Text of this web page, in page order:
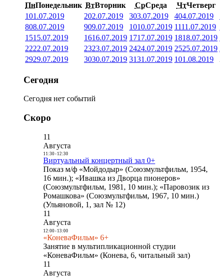
ПнПонедельник ВтВторник СрСреда ЧтЧетверг
101.07.2019 202.07.2019 303.07.2019 404.07.2019
808.07.2019 909.07.2019 1010.07.2019 1111.07.2019
1515.07.2019 1616.07.2019 1717.07.2019 1818.07.2019
2222.07.2019 2323.07.2019 2424.07.2019 2525.07.2019
2929.07.2019 3030.07.2019 3131.07.2019 101.08.2019
Сегодня
Сегодня нет событий
Скоро
11
Августа
11:30- 12:30
Виртуальный концертный зал 0+
Показ м/ф «Мойдодыр» (Союзмультфильм, 1954,
16 мин.); «Ивашка из Дворца пионеров»
(Союзмультфильм, 1981, 10 мин.); «Паровозик из
Ромашкова» (Союзмультфильм, 1967, 10 мин.)
(Ульяновой, 1, зал № 12)
11
Августа
12:00- 13:00
«КоневаФильм» 6+
Занятие в мультипликационной студии
«КоневаФильм» (Конева, 6, читальный зал)
11
Августа